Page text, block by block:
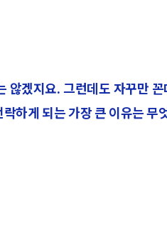
않겠지요. 그런데도 자꾸만
하게 되는 가장 큰 이유는 무